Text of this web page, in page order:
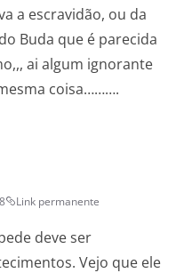
a escravidão, ou da
Buda que é parecida
ai algum ignorante
coisa……….
Link permanente
deve ser
Vejo que ele